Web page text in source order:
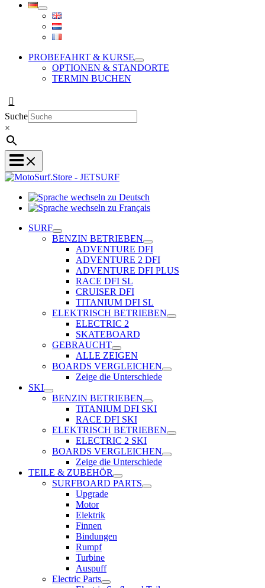
PROBEFAHRT & KURSE
OPTIONEN & STANDORTE
TERMIN BUCHEN
Suche
×
wechseln
Sprache
Français
SURF
BENZIN BETRIEBEN
ADVENTURE DFI
ADVENTURE 2 DFI
ADVENTURE DFI PLUS
RACE DFI SL
CRUISER DFI
TITANIUM DFI SL
ELEKTRISCH BETRIEBEN
ELECTRIC 2
SKATEBOARD
GEBRAUCHT
ALLE ZEIGEN
BOARDS VERGLEICHEN
Zeige die Unterschiede
SKI
BENZIN BETRIEBEN
TiTANIUM DFI SKI
RACE DFI SKI
ELEKTRISCH BETRIEBEN
ELECTRIC 2 SKI
BOARDS VERGLEICHEN
Zeige die Unterschiede
TEILE & ZUBEHÖR
SURFBOARD PARTS
Upgrade
Motor
Elektrik
Finnen
Bindungen
Rumpf
Turbine
Auspuff
Electric Parts